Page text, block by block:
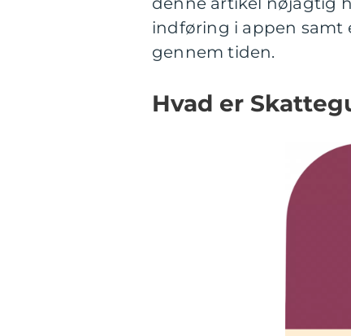
indføring i appen samt
gennem tiden.
Hvad er